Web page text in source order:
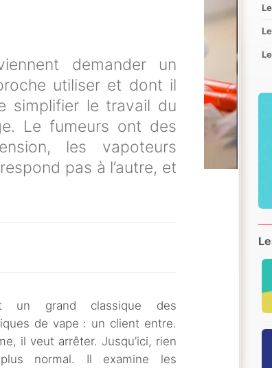
demander un
utiliser et dont il
simplifier le travail du
Le fumeurs ont des
les vapoteurs
pas à l’autre, et
un grand classique des
de vape : un client entre.
il veut arrêter. Jusqu’ici, rien
normal. Il examine les